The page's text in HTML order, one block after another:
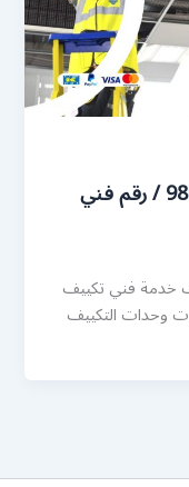
تركيب تكييف العبدلي / 98025055 / رقم فني
خدمة فني تكييف
وحدات التكييف